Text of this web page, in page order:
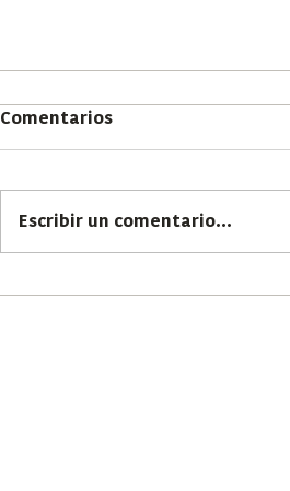
Comentarios
Escribir un comentario...